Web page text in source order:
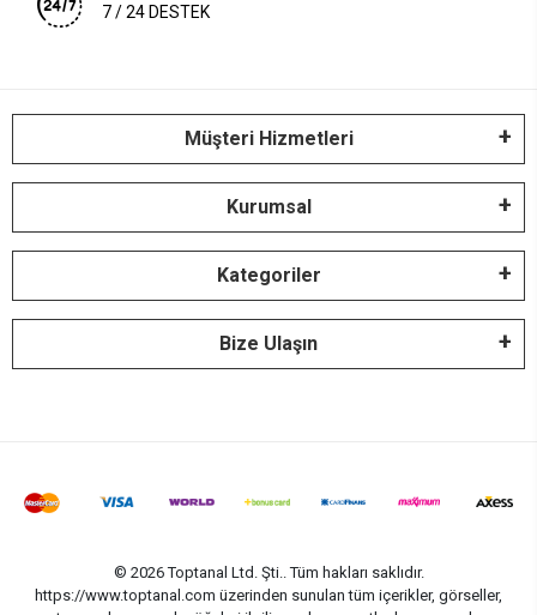
7 / 24 DESTEK
Müşteri Hizmetleri
Kurumsal
Kategoriler
Bize Ulaşın
© 2026 Toptanal Ltd. Şti.. Tüm hakları saklıdır.
https://www.toptanal.com üzerinden sunulan tüm içerikler, görseller,